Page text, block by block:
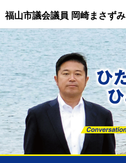
福山市議会議員 岡崎まさずみ
HOME
重要情報
プロフィール
ニュース/トピックス